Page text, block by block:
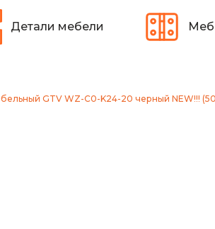
Детали мебели
GTV WZ-C0-K24-20 черный NEW!!!